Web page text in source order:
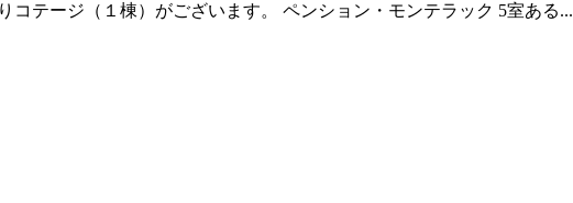
テージ（１棟）がございます。 ペンション・モンテラック 5室ある...